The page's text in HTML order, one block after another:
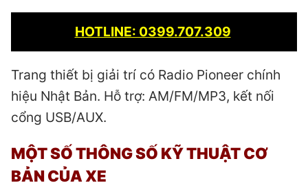
HOTLINE: 0399.707.309
Trang thiết bị giải trí có Radio Pioneer chính
hiệu Nhật Bản. Hỗ trợ: AM/FM/MP3, kết nối
cổng USB/AUX.
MỘT SỐ THÔNG SỐ KỸ THUẬT CƠ
BẢN CỦA XE